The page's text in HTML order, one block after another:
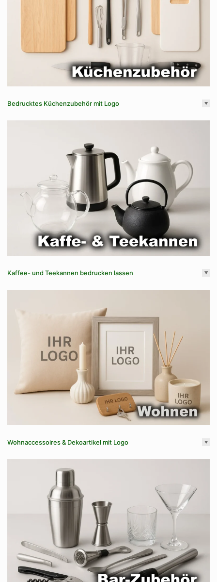
Bedrucktes Küchenzubehör mit Logo
Kaffee- und Teekannen bedrucken lassen
Wohnaccessoires & Dekoartikel mit Logo